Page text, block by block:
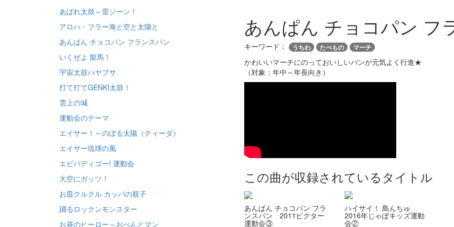
あばれ太鼓～雷ジーン！
アロハ・フラ〜海と空と太陽と
あんぱん チョコパン フランスパン
いくぜよ 龍馬！
宇宙太鼓ハヤブサ
打て打てGENKI太鼓！
雲上の城
運動会のテーマ
エイサー！～のぼる太陽（ティーダ）
エイサー琉球の風
エビバディゴー! 運動会
大空にガッツ！
お皿クルクル カッパの親子
踊るロックンモンスター
お昼のヒーロー～おべんとマン
あんぱん チョコパン フ
キーワード： うちわ たべもの マーチ
かわいいマーチにのっておいしいパンが元気よく行進★
（対象：年中～年長向き）
この曲が収録されているタイトル
あんぱん チョコパン フラ
ンスパン 2011ビクター
運動会③
ハイサイ！ 島んちゅ
2016年じゃぽキッズ運動
会②